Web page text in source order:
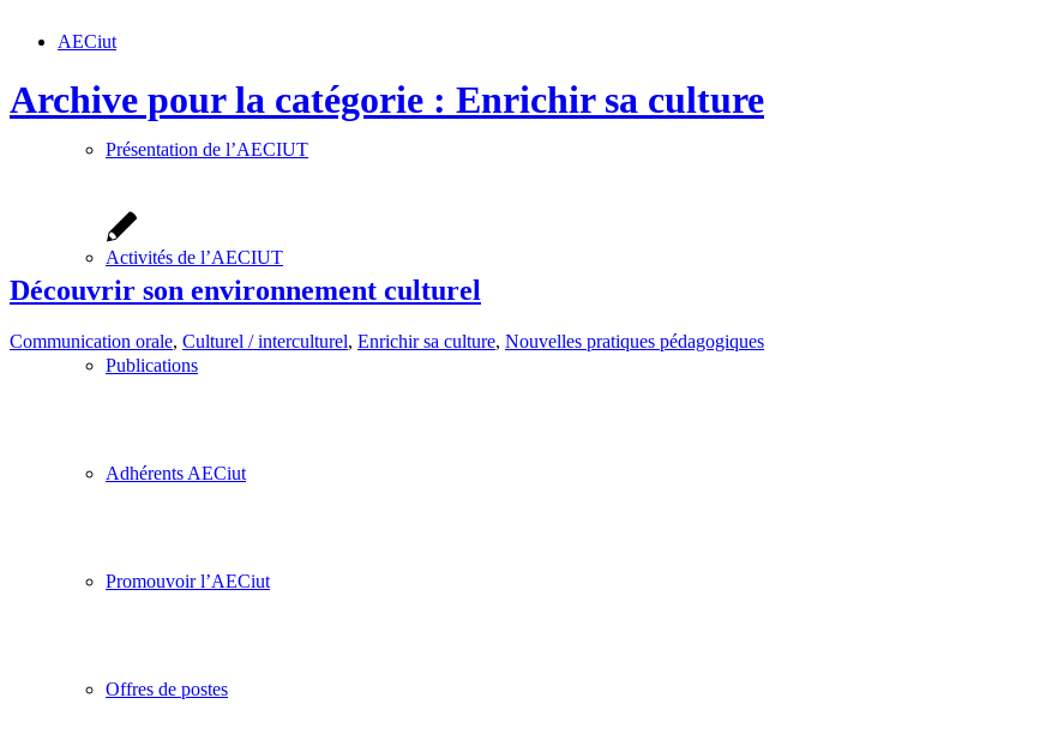
AECiut
Présentation de l’AECIUT
Activités de l’AECIUT
Publications
Adhérents AECiut
Promouvoir l’AECiut
Offres de postes
Archive pour la catégorie : Enrichir sa culture
Découvrir son environnement culturel
Communication orale, Culturel / interculturel, Enrichir sa culture, Nouvelles pratiques pédagogiques